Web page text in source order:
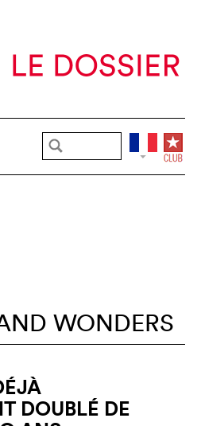
WONDERS
DOUBLÉ DE